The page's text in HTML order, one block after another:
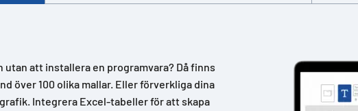
att installera en programvara? Då finns
över 100 olika mallar. Eller förverkliga dina
Integrera Excel-tabeller för att skapa